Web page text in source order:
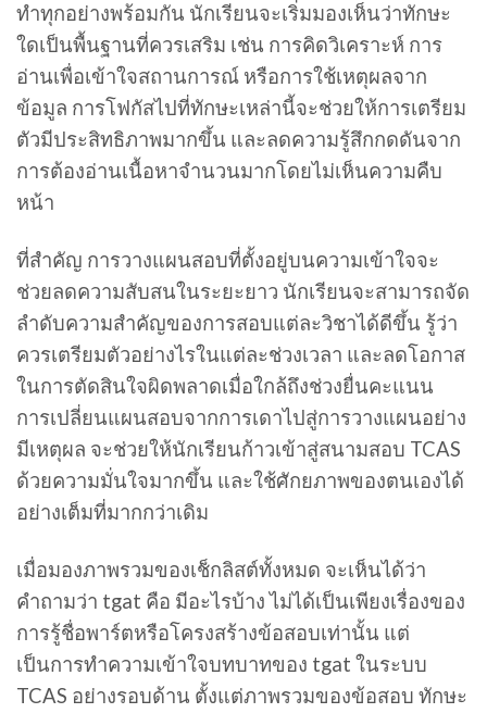
ทำทุกอย่างพร้อมกัน นักเรียนจะเริ่มมองเห็นว่าทักษะ
ใดเป็นพื้นฐานที่ควรเสริม เช่น การคิดวิเคราะห์ การ
อ่านเพื่อเข้าใจสถานการณ์ หรือการใช้เหตุผลจาก
ข้อมูล การโฟกัสไปที่ทักษะเหล่านี้จะช่วยให้การเตรียม
ตัวมีประสิทธิภาพมากขึ้น และลดความรู้สึกกดดันจาก
การต้องอ่านเนื้อหาจำนวนมากโดยไม่เห็นความคืบ
หน้า
ที่สำคัญ การวางแผนสอบที่ตั้งอยู่บนความเข้าใจจะ
ช่วยลดความสับสนในระยะยาว นักเรียนจะสามารถจัด
ลำดับความสำคัญของการสอบแต่ละวิชาได้ดีขึ้น รู้ว่า
ควรเตรียมตัวอย่างไรในแต่ละช่วงเวลา และลดโอกาส
ในการตัดสินใจผิดพลาดเมื่อใกล้ถึงช่วงยื่นคะแนน
การเปลี่ยนแผนสอบจากการเดาไปสู่การวางแผนอย่าง
มีเหตุผล จะช่วยให้นักเรียนก้าวเข้าสู่สนามสอบ TCAS
ด้วยความมั่นใจมากขึ้น และใช้ศักยภาพของตนเองได้
อย่างเต็มที่มากกว่าเดิม
เมื่อมองภาพรวมของเช็กลิสต์ทั้งหมด จะเห็นได้ว่า
คำถามว่า tgat คือ มีอะไรบ้าง ไม่ได้เป็นเพียงเรื่องของ
การรู้ชื่อพาร์ตหรือโครงสร้างข้อสอบเท่านั้น แต่
เป็นการทำความเข้าใจบทบาทของ tgat ในระบบ
TCAS อย่างรอบด้าน ตั้งแต่ภาพรวมของข้อสอบ ทักษะ